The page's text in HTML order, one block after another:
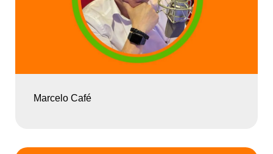
Marcelo Café